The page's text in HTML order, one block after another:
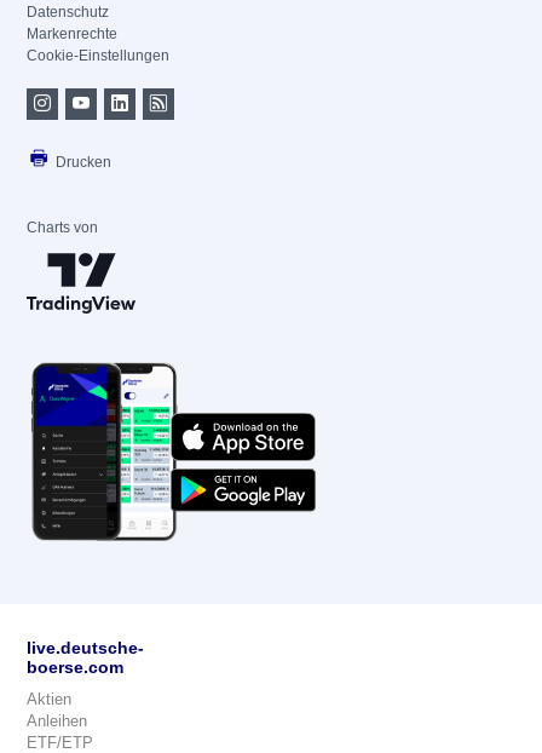
Datenschutz
Markenrechte
Cookie-Einstellungen
Drucken
Charts von
live.deutsche-
boerse.com
Aktien
Anleihen
ETF/ETP